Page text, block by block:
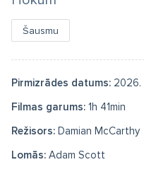
Šausmu
Pirmizrādes datums: 2026.
Filmas garums: 1h 41min
Režisors: Damian McCarthy
Lomās: Adam Scott